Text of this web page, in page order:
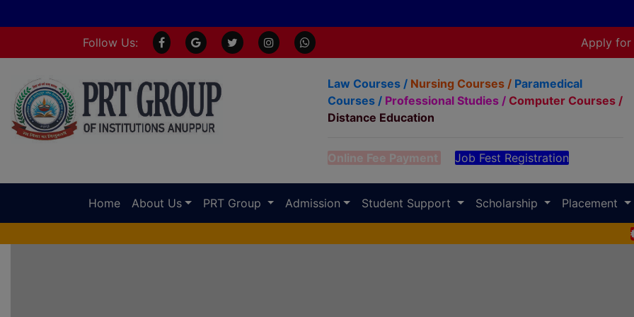
🚀 Start
Follow Us: Apply for
Law Courses / Nursing Courses / Paramedical
Courses / Professional Studies / Computer Courses /
Distance Education
Online Fee Payment Job Fest Registration
Home About Us PRT Group Admission Student Support Scholarship Placement